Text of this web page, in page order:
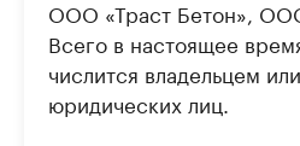
ООО «Траст Бетон»,
Всего в настоящее
числится владельцем
юридических лиц.